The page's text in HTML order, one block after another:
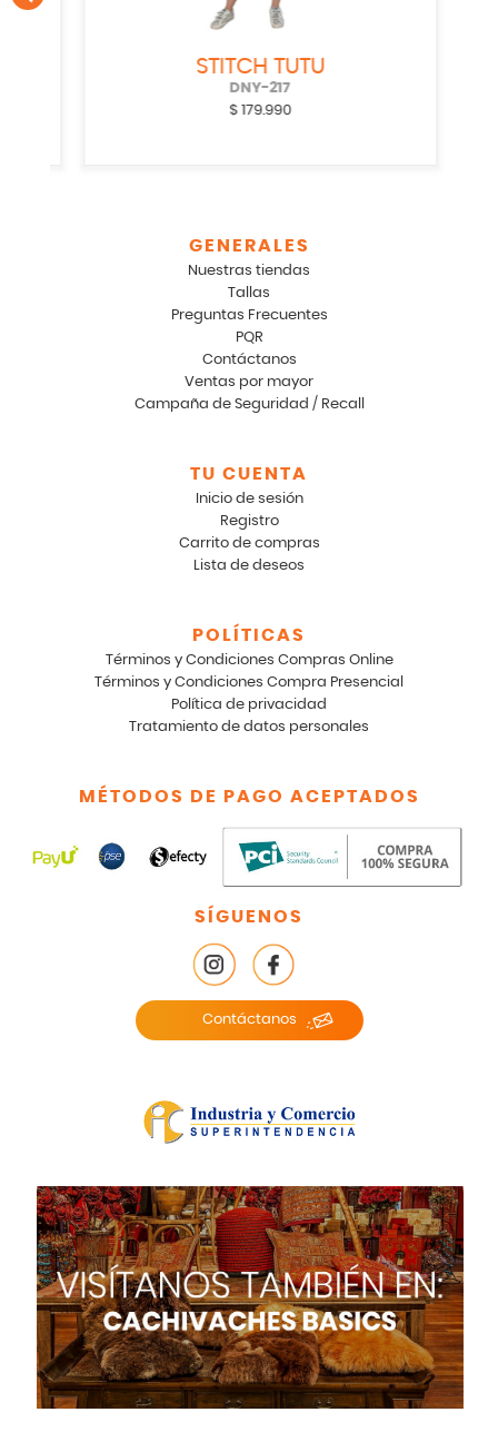
STITCH TUTU
DNY-217
179.990
GENERALES
Nuestras tiendas
Tallas
Preguntas Frecuentes
PQR
Contáctanos
Ventas por mayor
Campaña de Seguridad / Recall
TU CUENTA
Inicio de sesión
Registro
Carrito de compras
Lista de deseos
POLÍTICAS
Términos y Condiciones Compras Online
Términos y Condiciones Compra Presencial
Política de privacidad
Tratamiento de datos personales
MÉTODOS DE PAGO ACEPTADOS
SÍGUENOS
Contáctanos